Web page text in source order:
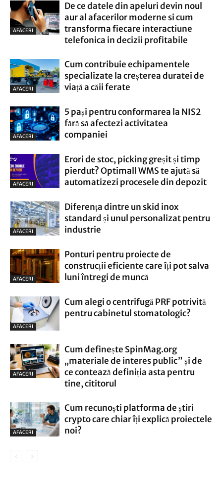
AFACERI
De ce datele din apeluri devin noul
aur al afacerilor moderne si cum
transforma fiecare interactiune
telefonica in decizii profitabile
AFACERI
Cum contribuie echipamentele
specializate la creșterea duratei de
viață a căii ferate
AFACERI
5 pași pentru conformarea la NIS2
fără să afectezi activitatea
companiei
AFACERI
Erori de stoc, picking greșit și timp
pierdut? Optimall WMS te ajută să
automatizezi procesele din depozit
AFACERI
Diferența dintre un skid inox
standard și unul personalizat pentru
industrie
AFACERI
Ponturi pentru proiecte de
construcții eficiente care îți pot salva
luni întregi de muncă
AFACERI
Cum alegi o centrifugă PRF potrivită
pentru cabinetul stomatologic?
AFACERI
Cum definește SpinMag.org
„materiale de interes public” și de
ce contează definiția asta pentru
tine, cititorul
AFACERI
Cum recunoști platforma de știri
crypto care chiar îți explică proiectele
noi?